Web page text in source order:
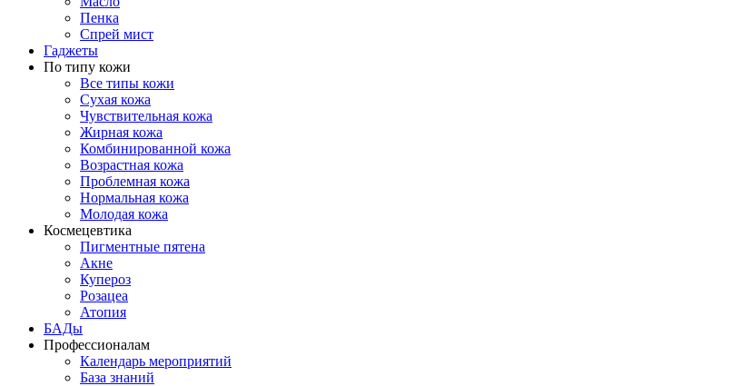
Пенка
Спрей мист
Гаджеты
По типу кожи
Все типы кожи
Сухая кожа
Чувствительная кожа
Жирная кожа
Комбинированной кожа
Возрастная кожа
Проблемная кожа
Нормальная кожа
Молодая кожа
Космецевтика
Пигментные пятена
Акне
Купероз
Розацеа
Атопия
БАДы
Профессионалам
Календарь мероприятий
База знаний